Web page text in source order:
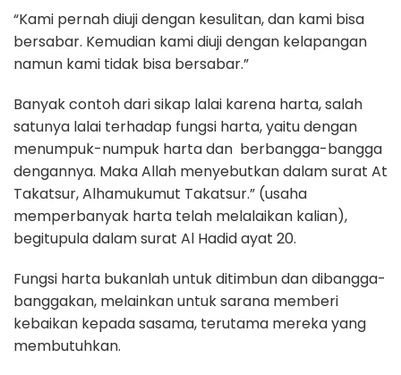
“Kami pernah diuji dengan kesulitan, dan kami bisa
bersabar. Kemudian kami diuji dengan kelapangan
namun kami tidak bisa bersabar.”
Banyak contoh dari sikap lalai karena harta, salah
satunya lalai terhadap fungsi harta, yaitu dengan
menumpuk-numpuk harta dan berbangga-bangga
dengannya. Maka Allah menyebutkan dalam surat At
Takatsur, Alhamukumut Takatsur.” (usaha
memperbanyak harta telah melalaikan kalian),
begitupula dalam surat Al Hadid ayat 20.
Fungsi harta bukanlah untuk ditimbun dan dibangga-
banggakan, melainkan untuk sarana memberi
kebaikan kepada sasama, terutama mereka yang
membutuhkan.